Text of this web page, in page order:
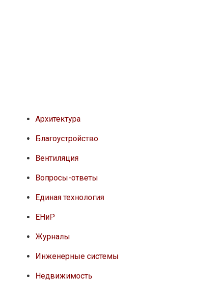
Архитектура
Благоустройство
Вентиляция
Вопросы-ответы
Единая технология
ЕНиР
Журналы
Инженерные системы
Недвижимость